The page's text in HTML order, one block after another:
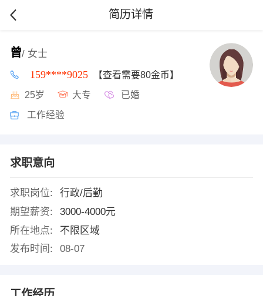
简历详情
曾/ 女士
159****9025 【查看需要80金币】
25岁 大专 已婚
工作经验
求职意向
求职岗位:
行政/后勤
期望薪资:
3000-4000元
所在地点:
不限区域
发布时间:
08-07